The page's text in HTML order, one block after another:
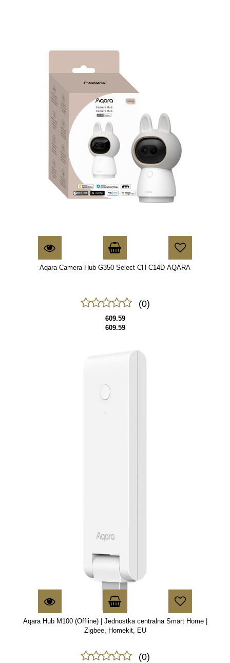
Aqara Camera Hub G350 Select CH-C14D AQARA
(0)
609.59
609.59
Aqara Hub M100 (Offline) | Jednostka centralna Smart Home |
Zigbee, Homekit, EU
(0)